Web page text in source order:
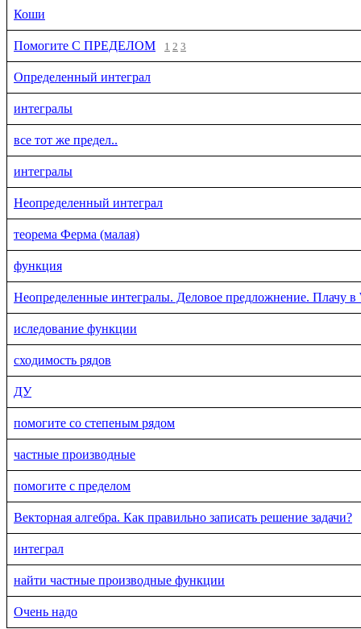
Коши
Помогите С ПРЕДЕЛОМ 1 2 3
Определенный интеграл
интегралы
все тот же предел..
интегралы
Неопределенный интеграл
теорема Ферма (малая)
функция
Неопределенные интегралы. Деловое предложнение. Плачу в
иследование функции
сходимость рядов
ДУ
помогите со степеным рядом
частные производные
помогите с пределом
Векторная алгебра. Как правильно записать решение задачи?
интеграл
найти частные производные функции
Очень надо